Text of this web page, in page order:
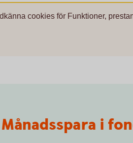
cookies för Funktioner,
Månadsspara i